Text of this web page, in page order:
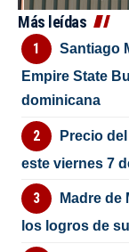
Más leídas
Santiago
Empire State
dominicana
Precio
este viernes 7
Madre
los logros de